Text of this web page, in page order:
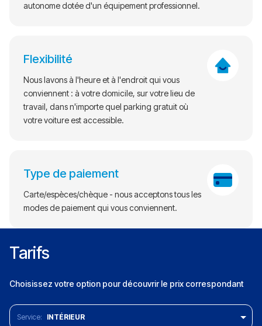
autonome dotée d'un équipement professionnel.
Flexibilité
Nous lavons à l'heure et à l'endroit qui vous
conviennent : à votre domicile, sur votre lieu de
travail, dans n'importe quel parking gratuit où
votre voiture est accessible.
Type de paiement
Carte/espèces/chèque - nous acceptons tous les
modes de paiement qui vous conviennent.
Tarifs
Choisissez votre option pour découvrir le prix correspondant
INTÉRIEUR